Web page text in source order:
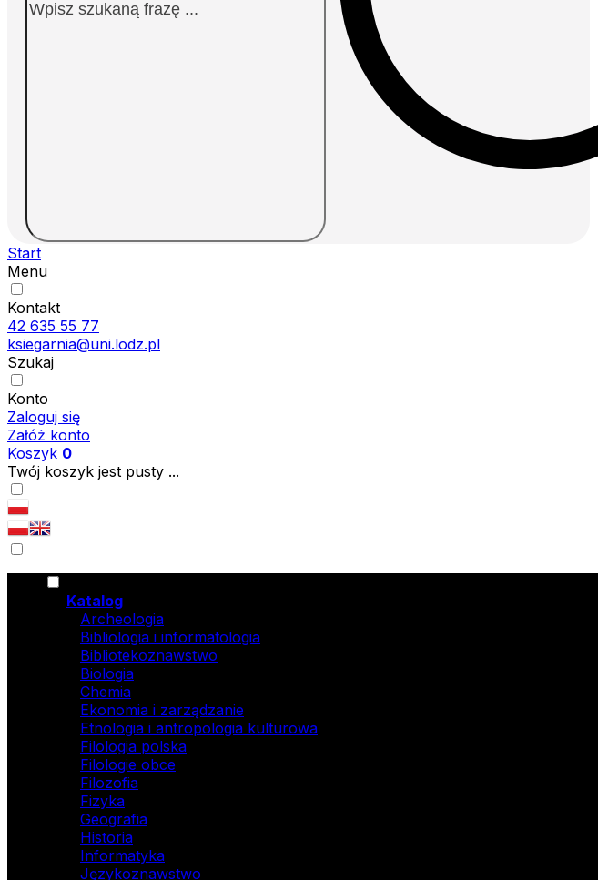
Start
Menu
Kontakt
42 635 55 77
ksiegarnia@uni.lodz.pl
Szukaj
Konto
Zaloguj się
Załóż konto
Koszyk 0
Twój koszyk jest pusty ...
Katalog
Archeologia
Bibliologia i informatologia
Bibliotekoznawstwo
Biologia
Chemia
Ekonomia i zarządzanie
Etnologia i antropologia kulturowa
Filologia polska
Filologie obce
Filozofia
Fizyka
Geografia
Historia
Informatyka
Językoznawstwo